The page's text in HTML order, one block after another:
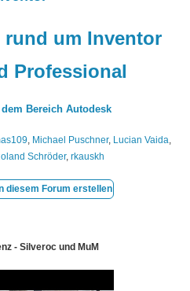
um Inventor
Professional
Bereich Autodesk
Michael Puschner, Lucian Vaida
Schröder, rkauskh
diesem Forum erstellen
- Silveroc und MuM